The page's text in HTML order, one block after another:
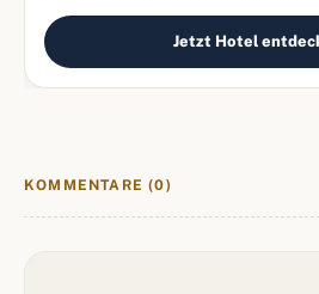
entdecken und direkt zum besten
Jetzt Hotel
KOMMENTARE (0)